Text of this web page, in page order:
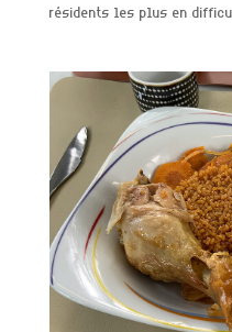
résidents les plus en